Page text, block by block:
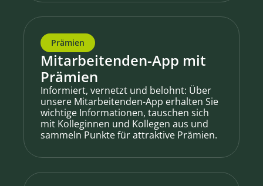
Prämien
Mitarbeitenden-App mit
Prämien
Informiert, vernetzt und belohnt: Über
unsere Mitarbeitenden-App erhalten Sie
wichtige Informationen, tauschen sich
mit Kolleginnen und Kollegen aus und
sammeln Punkte für attraktive Prämien.